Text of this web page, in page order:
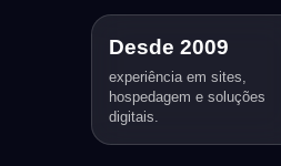
Desde 2009
experiência em sites,
hospedagem e soluções
digitais.